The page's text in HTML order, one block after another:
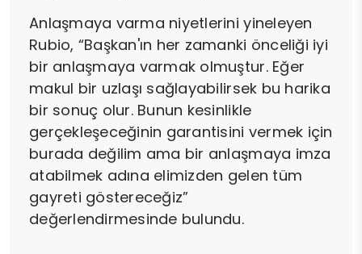
Anlaşmaya varma niyetlerini yineleyen
Rubio, “Başkan'ın her zamanki önceliği iyi
bir anlaşmaya varmak olmuştur. Eğer
makul bir uzlaşı sağlayabilirsek bu harika
bir sonuç olur. Bunun kesinlikle
gerçekleşeceğinin garantisini vermek için
burada değilim ama bir anlaşmaya imza
atabilmek adına elimizden gelen tüm
gayreti göstereceğiz”
değerlendirmesinde bulundu.